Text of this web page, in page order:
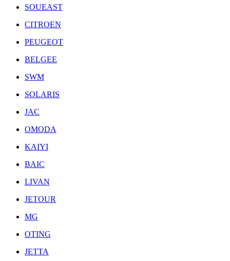
SOUEAST
CITROEN
PEUGEOT
BELGEE
SWM
SOLARIS
JAC
OMODA
KAIYI
BAIC
LIVAN
JETOUR
MG
OTING
JETTA